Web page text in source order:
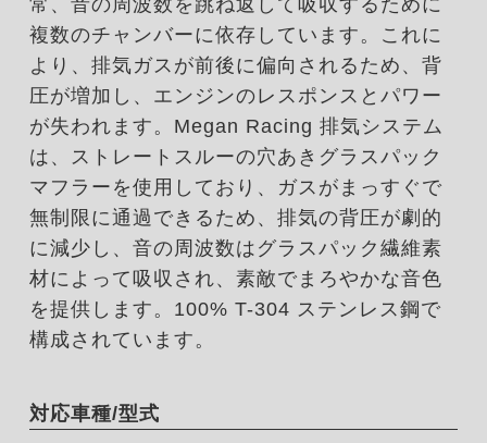
常、音の周波数を跳ね返して吸収するために
複数のチャンバーに依存しています。これに
より、排気ガスが前後に偏向されるため、背
圧が増加し、エンジンのレスポンスとパワー
が失われます。Megan Racing 排気システム
は、ストレートスルーの穴あきグラスパック
マフラーを使用しており、ガスがまっすぐで
無制限に通過できるため、排気の背圧が劇的
に減少し、音の周波数はグラスパック繊維素
材によって吸収され、素敵でまろやかな音色
を提供します。100% T-304 ステンレス鋼で
構成されています。
対応車種/型式